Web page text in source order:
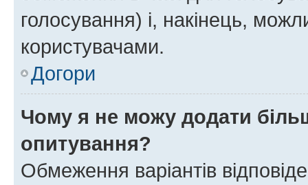
голосування) і, накінець,
користувачами.
Догори
Чому я не можу додати
опитування?
Обмеження варіантів